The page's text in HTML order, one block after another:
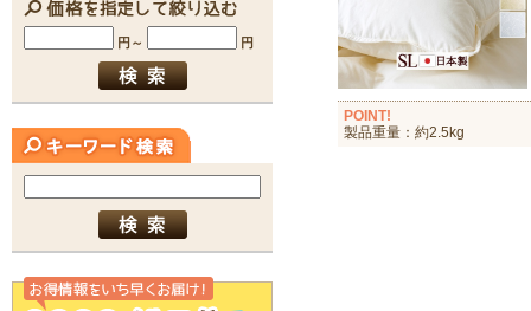
POINT!
製品重量：約2.5kg